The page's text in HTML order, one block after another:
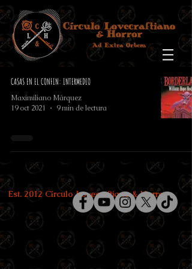
CASAS EN EL CONFIN: INTERMEDIO
Maximiliano Márquez
19 oct 2021
9 min de lectura
Est. 2012 Círculo Lovecraftiano & Horror